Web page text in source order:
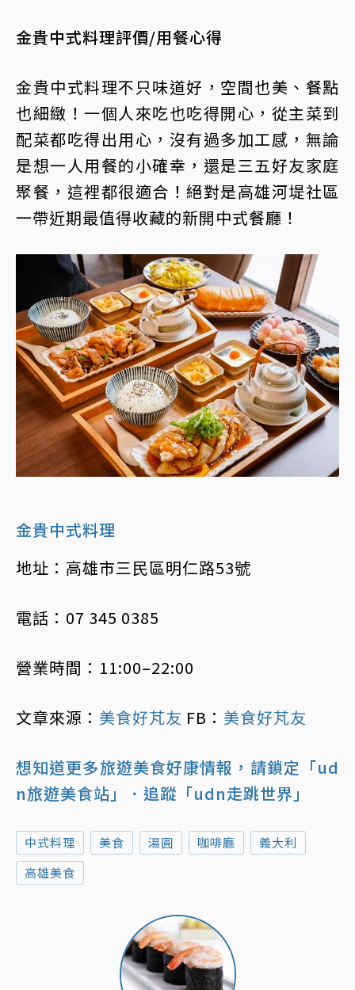
金貴中式料理評價/用餐心得
金貴中式料理不只味道好，空間也美、餐點
也細緻！一個人來吃也吃得開心，從主菜到
配菜都吃得出用心，沒有過多加工感，無論
是想一人用餐的小確幸，還是三五好友家庭
聚餐，這裡都很適合！絕對是高雄河堤社區
一帶近期最值得收藏的新開中式餐廳！
金貴中式料理
地址：高雄市三民區明仁路53號
電話：07 345 0385
營業時間：11:00–22:00
文章來源： 美食好芃友 FB： 美食好芃友
想知道更多旅遊美食好康情報，請鎖定「ud
n旅遊美食站」
．追蹤「udn走跳世界」
中式料理 美食 湯圓 咖啡廳
義大利
高雄美食